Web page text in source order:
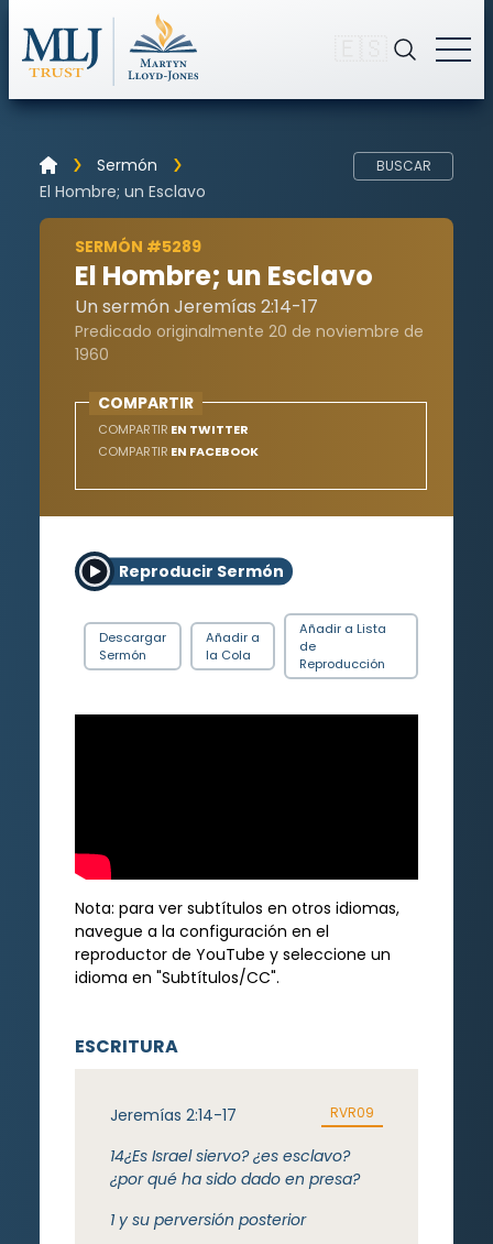
Sermón
El Hombre; un Esclavo
BUSCAR
SERMÓN #5289
El Hombre; un Esclavo
Un sermón Jeremías 2:14-17
Predicado originalmente 20 de noviembre de
1960
COMPARTIR
COMPARTIR EN TWITTER
COMPARTIR EN FACEBOOK
Reproducir Sermón
Descargar
Sermón
Añadir a
la Cola
Añadir a Lista
de
Reproducción
Nota: para ver subtítulos en otros idiomas,
navegue a la configuración en el
reproductor de YouTube y seleccione un
idioma en "Subtítulos/CC".
ESCRITURA
Jeremías 2:14-17 RVR09
14¿Es Israel siervo? ¿es esclavo?
¿por qué ha sido dado en presa?
1 y su perversión posterior